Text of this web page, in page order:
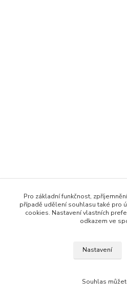
Pro základní funkčnost,
případě udělení souhlasu také pro
cookies. Nastavení vlastních
odkazem ve
Nastavení
Souhlas